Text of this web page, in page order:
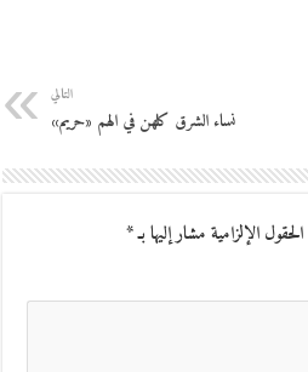
التالي
نساء الشرق كلهن في الهم «حريم»
الحقول الإلزامية مشار إليها بـ*